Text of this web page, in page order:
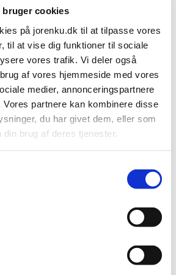
bruger cookies
på jorenku.dk til at tilpasse vores
til at vise dig funktioner til sociale
vores trafik. Vi deler også
af vores hjemmeside med vores
medier, annonceringspartnere
Vores partnere kan kombinere disse
du har givet dem, eller som
brug af deres tjenester.
› Stallhygiene für Rinder ›Oxi-Liq
und oxidierendes
in der Viehhaltung eignet. Dieses Produkt
um eine saubere und hygienische
alle Desinfektionsaufgaben im
zur Desinfektion von Wassersystemen,